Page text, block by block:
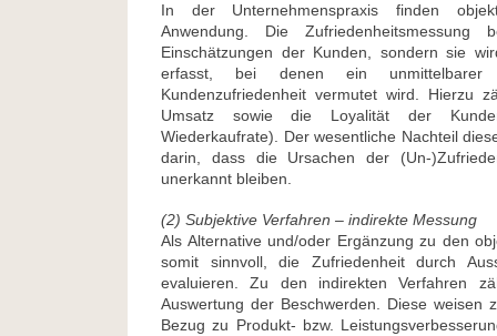
In der Unternehmenspraxis finden
Anwendung. Die
Einschätzungen der Kunden, sondern sie
erfasst, bei denen ein unmittelbarer
Kundenzufriedenheit vermutet wird. Hierzu
Umsatz sowie die Loyalität der
Wiederkaufrate). Der wesentliche Nachteil
darin, dass die Ursachen der (Un-
unerkannt bleiben.
(2) Subjektive Verfahren – indirekte Messung
Als Alternative und/oder Ergänzung zu den
somit sinnvoll, die Zufriedenheit durch
evaluieren. Zu den indirekten Verfahren
Auswertung der Beschwerden. Diese weisen
Bezug zu Produkt- bzw.